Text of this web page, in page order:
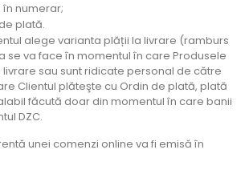
în numerar;
plată.
alege varianta plății la livrare (ramburs
se va face în momentul în care Produsele
sau sunt ridicate personal de către
Clientul plăteşte cu Ordin de plată, plată
făcută doar din momentul în care banii
DZC.
unei comenzi online va fi emisă în